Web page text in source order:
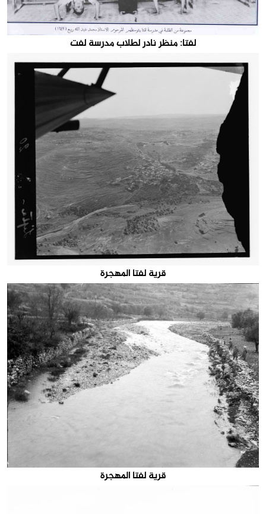
لفتا: منظر نادر لطلاب مدرسة لفت
قرية لفتا المهجرة
قرية لفتا المهجرة